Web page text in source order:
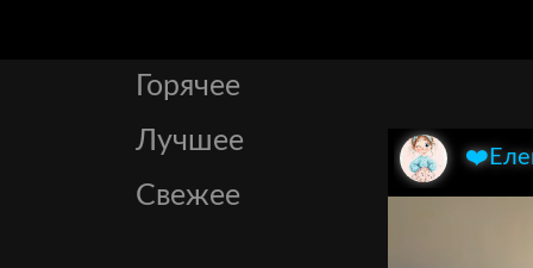
Горячее
Лучшее
Свежее